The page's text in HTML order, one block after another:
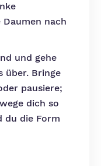
nach
und gehe
über. Bringe
pausiere;
dich so
du die Form